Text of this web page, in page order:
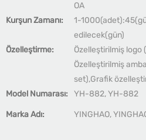
OA
Kurşun Zamanı:
1-
edilecek(gün)
Özelleştirme:
Özelleştirilmiş logo
Özelleştirilmiş
set),Grafik
Model Numarası:
YH-882, YH-882
Marka Adı: YINGHAO,